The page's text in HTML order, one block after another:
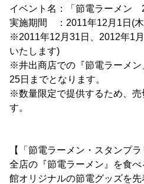
イベント名：「節電ラーメン
実施期間 ：2011年12月1日(
※2011年12月31日、2012年1
いたします)
※井出商店での『節電ラーメン
25日までとなります。
※数量限定で提供するため、売
す。
【「節電ラーメン・スタンプ
全店の『節電ラーメン』を食
館オリジナルの節電グッズを